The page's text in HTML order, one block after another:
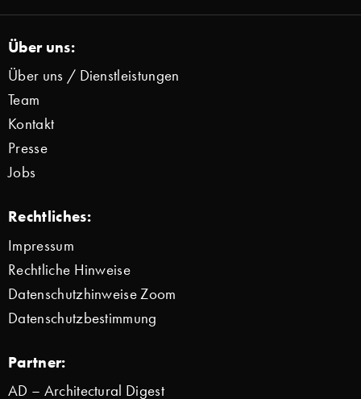
Über uns:
Über uns / Dienstleistungen
Team
Kontakt
Presse
Jobs
Rechtliches:
Impressum
Rechtliche Hinweise
Datenschutzhinweise Zoom
Datenschutzbestimmung
Partner:
AD – Architectural Digest